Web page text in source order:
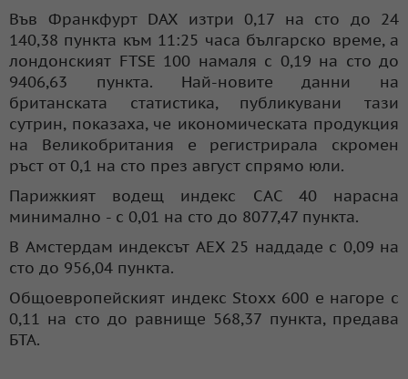
Във Франкфурт DAX изтри 0,17 на сто до 24
140,38 пункта към 11:25 часа българско време, а
лондонският FTSE 100 намаля с 0,19 на сто до
9406,63 пункта. Най-новите данни на
британската статистика, публикувани тази
сутрин, показаха, че икономическата продукция
на Великобритания е регистрирала скромен
ръст от 0,1 на сто през август спрямо юли.
Парижкият водещ индекс CAC 40 нарасна
минимално - с 0,01 на сто до 8077,47 пункта.
В Амстердам индексът AEX 25 наддаде с 0,09 на
сто до 956,04 пункта.
Общоевропейският индекс Stoxx 600 е нагоре с
0,11 на сто до равнище 568,37 пункта, предава
БТА.